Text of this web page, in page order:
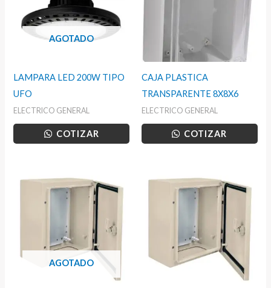
AGOTADO
LAMPARA LED 200W TIPO
UFO
ELECTRICO GENERAL
COTIZAR
CAJA PLASTICA
TRANSPARENTE 8X8X6
ELECTRICO GENERAL
COTIZAR
AGOTADO